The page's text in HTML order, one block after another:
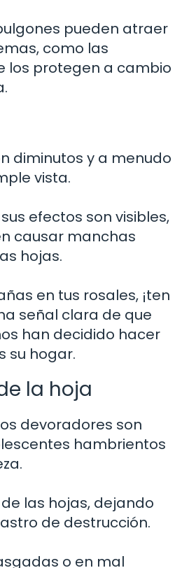
pueden atraer
como las
los protegen a cambio
diminutos y a menudo
vista.
efectos son visibles,
causar manchas
hojas.
en tus rosales, ¡ten
señal clara de que
han decidido hacer
su hogar.
la hoja
devoradores son
hambrientos
las hojas, dejando
de destrucción.
o en mal